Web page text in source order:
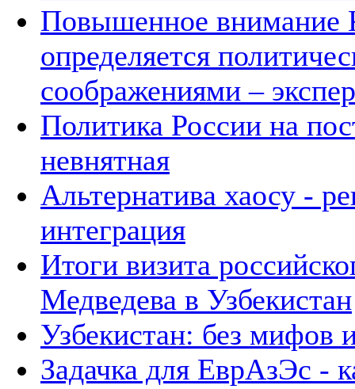
Повышенное внимание
определяется
соображениями –
Политика России на
невнятная
Альтернатива хаосу -
интеграция
Итоги визита
Медведева в Узбекистан
Узбекистан: без мифов
Задачка для ЕврАзЭс -